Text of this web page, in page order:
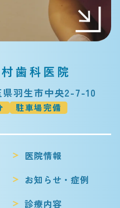
羽生市中央2-7-10
駐車場完備
医院情報
お知らせ・症例
診療内容